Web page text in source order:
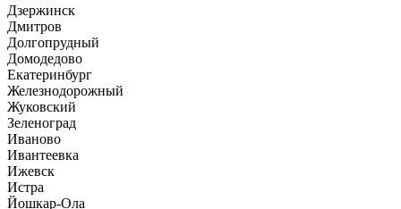
Дзержинск
Дмитров
Долгопрудный
Домодедово
Екатеринбург
Железнодорожный
Жуковский
Зеленоград
Иваново
Ивантеевка
Ижевск
Истра
Йошкар-Ола